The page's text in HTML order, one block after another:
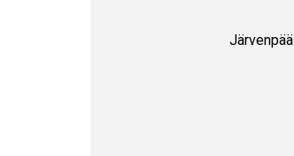
Järvenpää